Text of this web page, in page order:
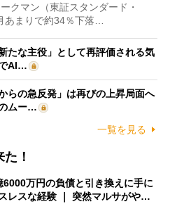
クマン（東証スタンダード・
あまりで約34％下落…
たな主役」として再評価される気
AI…
らの急反発」は再びの上昇局面へ
ムー…
一覧を見る
！
6000万円の負債と引き換えに手に
レスな経験 ｜ 突然マルサがや…